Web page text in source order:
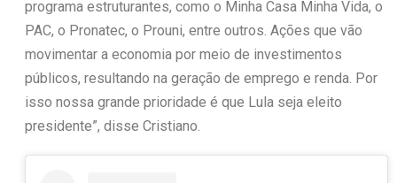
programa estruturantes, como o Minha Casa Minha Vida, o
PAC, o Pronatec, o Prouni, entre outros. Ações que vão
movimentar a economia por meio de investimentos
públicos, resultando na geração de emprego e renda. Por
isso nossa grande prioridade é que Lula seja eleito
presidente”, disse Cristiano.